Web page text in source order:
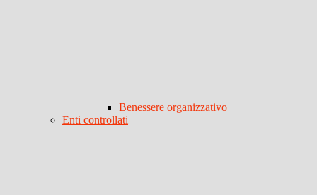
Benessere organizzativo
Enti controllati